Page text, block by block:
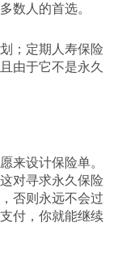
数人的首选。
；定期人寿保险
由于它不是永久
来设计保险单。
对寻求永久保险
否则永远不会过
付，你就能继续